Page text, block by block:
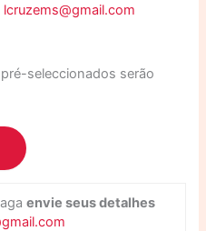
lcruzems@gmail.com
seleccionados serão
envie seus detalhes